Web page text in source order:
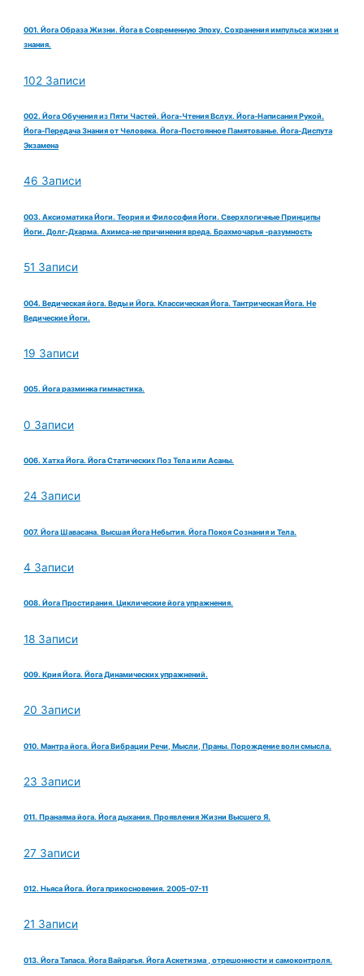
001. Йога Образа Жизни. Йога в Современную Эпоху. Сохранения импульса жизни и
знания.
102 Записи
002. Йога Обучения из Пяти Частей. Йога-Чтения Вслух. Йога-Написания Рукой.
Йога-Передача Знания от Человека. Йога-Постоянное Памятованье. Йога-Диспута
Экзамена
46 Записи
003. Аксиоматика Йоги. Теория и Философия Йоги. Сверхлогичные Принципы
Йоги. Долг-Дхарма. Ахимса-не причинения вреда. Брахмочарья -разумность
51 Записи
004. Ведическая йога. Веды и Йога. Классическая Йога. Тантрическая Йога. Не
Ведические Йоги.
19 Записи
005. Йога разминка гимнастика.
0 Записи
006. Хатха Йога. Йога Статических Поз Тела или Асаны.
24 Записи
007. Йога Шавасана. Высшая Йога Небытия. Йога Покоя Сознания и Тела.
4 Записи
008. Йога Простирания. Циклические йога упражнения.
18 Записи
009. Крия Йога. Йога Динамических упражнений.
20 Записи
010. Мантра йога. Йога Вибрации Речи, Мысли, Праны. Порождение волн смысла.
23 Записи
011. Пранаяма йога. Йога дыхания. Проявления Жизни Высшего Я.
27 Записи
012. Ньяса Йога. Йога прикосновения. 2005-07-11
21 Записи
013. Йога Тапаса. Йога Вайрагья. Йога Аскетизма , отрешонности и самоконтроля.